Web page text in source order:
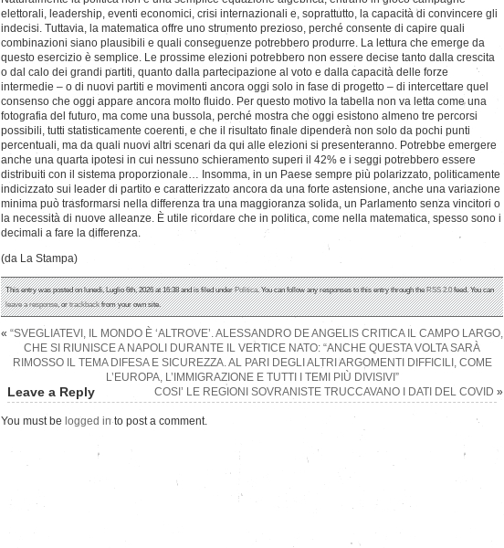
elettorali, leadership, eventi economici, crisi internazionali e, soprattutto, la capacità di convincere gli
indecisi. Tuttavia, la matematica offre uno strumento prezioso, perché consente di capire quali
combinazioni siano plausibili e quali conseguenze potrebbero produrre. La lettura che emerge da
questo esercizio è semplice. Le prossime elezioni potrebbero non essere decise tanto dalla crescita
o dal calo dei grandi partiti, quanto dalla partecipazione al voto e dalla capacità delle forze
intermedie – o di nuovi partiti e movimenti ancora oggi solo in fase di progetto – di intercettare quel
consenso che oggi appare ancora molto fluido. Per questo motivo la tabella non va letta come una
fotografia del futuro, ma come una bussola, perché mostra che oggi esistono almeno tre percorsi
possibili, tutti statisticamente coerenti, e che il risultato finale dipenderà non solo da pochi punti
percentuali, ma da quali nuovi altri scenari da qui alle elezioni si presenteranno. Potrebbe emergere
anche una quarta ipotesi in cui nessuno schieramento superi il 42% e i seggi potrebbero essere
distribuiti con il sistema proporzionale… Insomma, in un Paese sempre più polarizzato, politicamente
indicizzato sui leader di partito e caratterizzato ancora da una forte astensione, anche una variazione
minima può trasformarsi nella differenza tra una maggioranza solida, un Parlamento senza vincitori o
la necessità di nuove alleanze. È utile ricordare che in politica, come nella matematica, spesso sono i
decimali a fare la differenza.
(da La Stampa)
This entry was posted on lunedì, Luglio 6th, 2026 at 16:38 and is filed underPolitica. You can follow any responses to this entry through theRSS 2.0feed. You can
leave a response, ortrackbackfrom your own site.
« “SVEGLIATEVI, IL MONDO È ‘ALTROVE’. ALESSANDRO DE ANGELIS CRITICA IL CAMPO LARGO,
CHE SI RIUNISCE A NAPOLI DURANTE IL VERTICE NATO: “ANCHE QUESTA VOLTA SARÀ
RIMOSSO IL TEMA DIFESA E SICUREZZA. AL PARI DEGLI ALTRI ARGOMENTI DIFFICILI, COME
L’EUROPA, L’IMMIGRAZIONE E TUTTI I TEMI PIÙ DIVISIVI”
COSI’ LE REGIONI SOVRANISTE TRUCCAVANO I DATI DEL COVID »
Leave a Reply
You must be logged into post a comment.